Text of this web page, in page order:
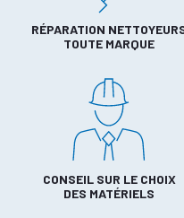
RÉPARATION
TOUTE MARQUE
CONSEIL SUR LE CHOIX
DES MATÉRIELS